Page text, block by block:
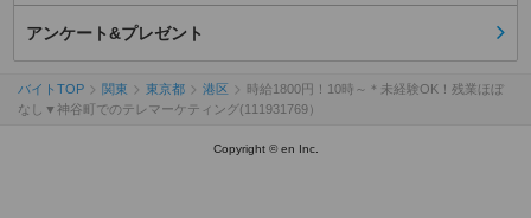
アンケート&プレゼント
バイトTOP 関東 東京都 港区
時給1800円！10時～＊未経験OK！残業ほぼ
なし▼神谷町でのテレマーケティング(111931769）
Copyright © en Inc.